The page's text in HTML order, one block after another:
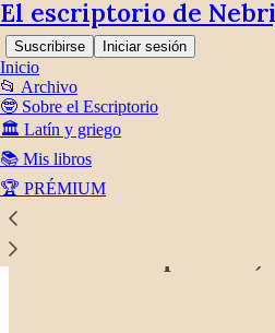
El escriptorio de
Suscribirse Iniciar sesión
Inicio
📂 Archivo
🤓 Sobre el Escriptorio
🏛️ Latín y griego
📚 Mis libros
🏆 PRÉMIUM
«Historias de piratas», de Juan Cabal
«Historias de piratas»,